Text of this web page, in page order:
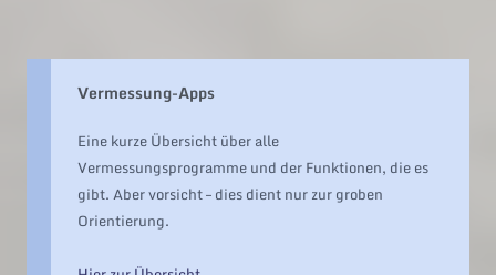
Vermessung-Apps
Eine kurze Übersicht über alle
Vermessungsprogramme und der Funktionen, die es
gibt. Aber vorsicht – dies dient nur zur groben
Orientierung.